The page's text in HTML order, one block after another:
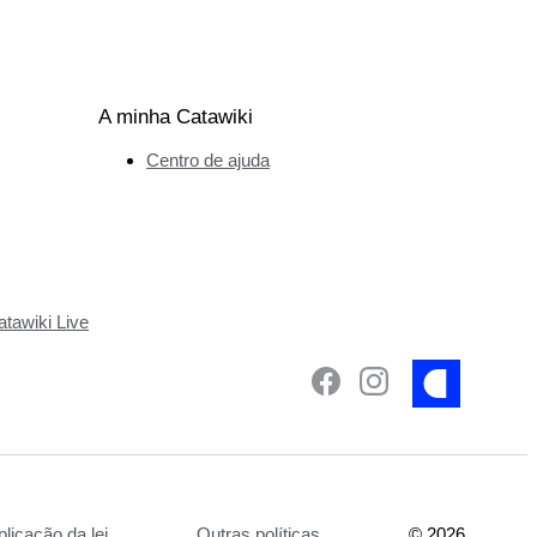
Live
A minha Catawiki
Centro de ajuda